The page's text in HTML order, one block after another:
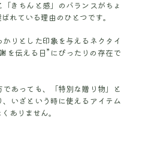
きちんと感」のバランスがちょ
れている理由のひとつです。
りとした印象を与えるネクタイ
を伝える日”にぴったりの存在で
あっても、「特別な贈り物」と
いざという時に使えるアイテム
ありません。